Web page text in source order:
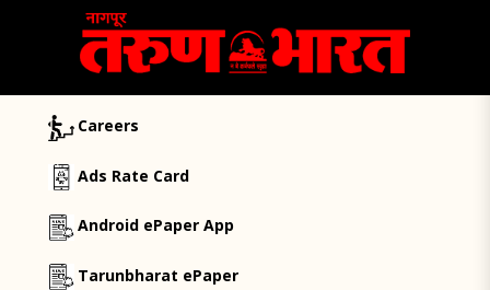
Careers
Ads Rate Card
Android ePaper App
Tarunbharat ePaper